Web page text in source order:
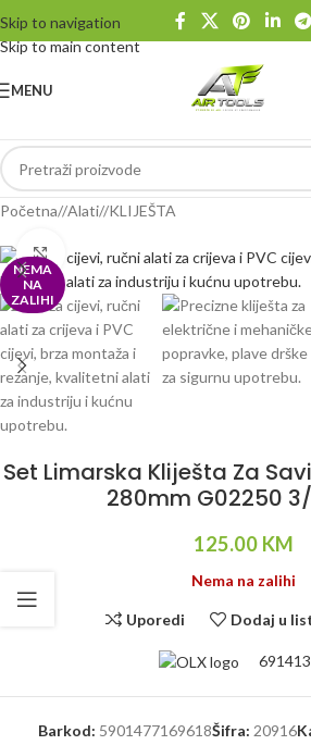
Skip to navigation
Skip to main content
MENU
Početna/ Alati/ KLIJEŠTA
NEMA
NA
ZALIHI
Klikni da uvećaš
Set Limarska Kliješta Za
280mm G02250
125.00 KM
Nema na zalihi
Uporedi Dodaj u
Barkod: 5901477169618Šifra: 20916